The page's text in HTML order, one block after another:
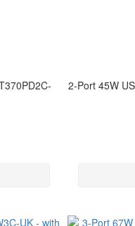
2-Port 45W